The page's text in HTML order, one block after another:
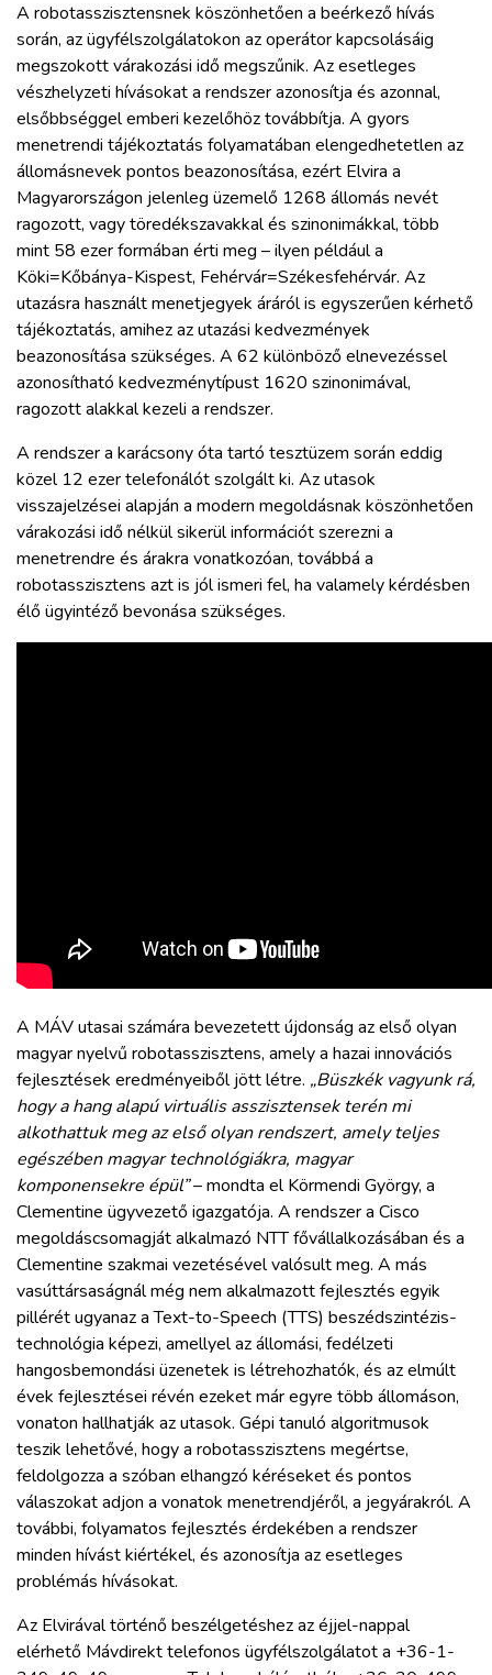
A robotasszisztensnek köszönhetően a beérkező hívás
során, az ügyfélszolgálatokon az operátor kapcsolásáig
megszokott várakozási idő megszűnik. Az esetleges
vészhelyzeti hívásokat a rendszer azonosítja és azonnal,
elsőbbséggel emberi kezelőhöz továbbítja. A gyors
menetrendi tájékoztatás folyamatában elengedhetetlen az
állomásnevek pontos beazonosítása, ezért Elvira a
Magyarországon jelenleg üzemelő 1268 állomás nevét
ragozott, vagy töredékszavakkal és szinonimákkal, több
mint 58 ezer formában érti meg – ilyen például a
Köki=Kőbánya-Kispest, Fehérvár=Székesfehérvár. Az
utazásra használt menetjegyek áráról is egyszerűen kérhető
tájékoztatás, amihez az utazási kedvezmények
beazonosítása szükséges. A 62 különböző elnevezéssel
azonosítható kedvezménytípust 1620 szinonimával,
ragozott alakkal kezeli a rendszer.
A rendszer a karácsony óta tartó tesztüzem során eddig
közel 12 ezer telefonálót szolgált ki. Az utasok
visszajelzései alapján a modern megoldásnak köszönhetően
várakozási idő nélkül sikerül információt szerezni a
menetrendre és árakra vonatkozóan, továbbá a
robotasszisztens azt is jól ismeri fel, ha valamely kérdésben
élő ügyintéző bevonása szükséges.
A MÁV utasai számára bevezetett újdonság az első olyan
magyar nyelvű robotasszisztens, amely a hazai innovációs
fejlesztések eredményeiből jött létre. „Büszkék vagyunk rá,
hogy a hang alapú virtuális asszisztensek terén mi
alkothattuk meg az első olyan rendszert, amely teljes
egészében magyar technológiákra, magyar
komponensekre épül”– mondta el Körmendi György, a
Clementine ügyvezető igazgatója. A rendszer a Cisco
megoldáscsomagját alkalmazó NTT fővállalkozásában és a
Clementine szakmai vezetésével valósult meg. A más
vasúttársaságnál még nem alkalmazott fejlesztés egyik
pillérét ugyanaz a Text-to-Speech (TTS) beszédszintézis-
technológia képezi, amellyel az állomási, fedélzeti
hangosbemondási üzenetek is létrehozhatók, és az elmúlt
évek fejlesztései révén ezeket már egyre több állomáson,
vonaton hallhatják az utasok. Gépi tanuló algoritmusok
teszik lehetővé, hogy a robotasszisztens megértse,
feldolgozza a szóban elhangzó kéréseket és pontos
válaszokat adjon a vonatok menetrendjéről, a jegyárakról. A
további, folyamatos fejlesztés érdekében a rendszer
minden hívást kiértékel, és azonosítja az esetleges
problémás hívásokat.
Az Elvirával történő beszélgetéshez az éjjel-nappal
elérhető Mávdirekt telefonos ügyfélszolgálatot a +36-1-